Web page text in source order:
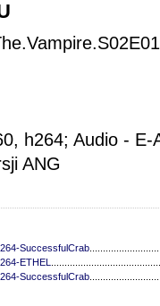
h264; Audio - E-
ANG
SuccessfulCrab
ETHEL
SuccessfulCrab